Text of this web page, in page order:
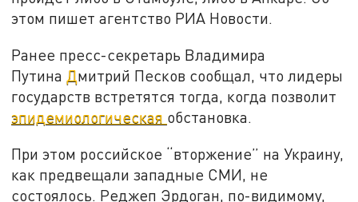
этом пишет агентство РИА Новости.
Ранее пресс-секретарь Владимира
Путина Дмитрий Песков сообщал, что лидеры
государств встретятся тогда, когда позволит
эпидемиологическая обстановка.
При этом российское “вторжение” на Украину,
как предвещали западные СМИ, не
состоялось. Реджеп Эрдоган, по-видимому,